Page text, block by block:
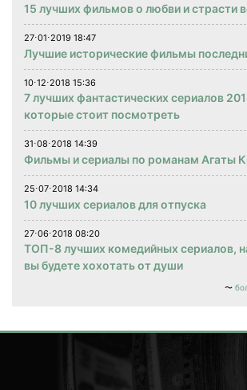
15 лучших фильмов о любви и страсти
27⋅01⋅2019 18:47
Лучшие исторические фильмы
10⋅12⋅2018 15:36
7 лучших фантастических сериалов
которые стоит посмотреть
31⋅08⋅2018 14:39
Фильмы и сериалы по романам Агаты
25⋅07⋅2018 14:34
10 лучших сериалов для отпуска
27⋅06⋅2018 08:20
ТОП-8 лучших комедийных сериалов,
вы будете хохотать от души